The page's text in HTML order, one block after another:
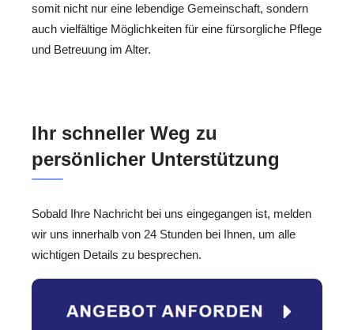
somit nicht nur eine lebendige Gemeinschaft, sondern
auch vielfältige Möglichkeiten für eine fürsorgliche Pflege
und Betreuung im Alter.
Ihr schneller Weg zu
persönlicher Unterstützung
Sobald Ihre Nachricht bei uns eingegangen ist, melden
wir uns innerhalb von 24 Stunden bei Ihnen, um alle
wichtigen Details zu besprechen.